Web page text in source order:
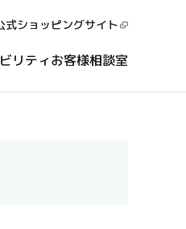
式ショッピングサイト
リティお客様相談室